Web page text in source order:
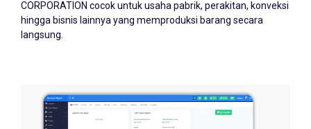
hingga bisnis lainnya yang memproduksi barang secara
langsung.